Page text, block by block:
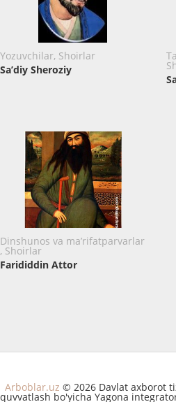
Yozuvchilar, Shoirlar
Sa’diy Sheroziy
Dinshunos va ma’rifatparvarlar
, Shoirlar
Farididdin Attor
Arboblar.uz © 2026 Davlat axborot
quvvatlash bo'yicha Yagona